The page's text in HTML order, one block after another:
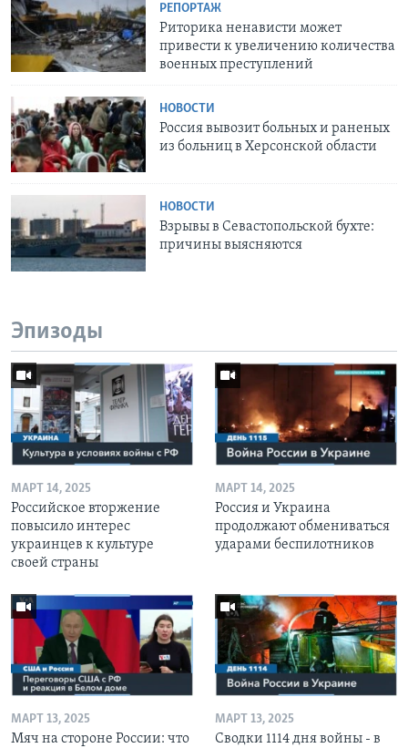
РЕПОРТАЖ
Риторика ненависти может
привести к увеличению количества
военных преступлений
НОВОСТИ
Россия вывозит больных и раненых
из больниц в Херсонской области
НОВОСТИ
Взрывы в Севастопольской бухте:
причины выясняются
Эпизоды
МАРТ 14, 2025
Российское вторжение
повысило интерес
украинцев к культуре
своей страны
МАРТ 14, 2025
Россия и Украина
продолжают обмениваться
ударами беспилотников
МАРТ 13, 2025
Мяч на стороне России: что
МАРТ 13, 2025
Сводки 1114 дня войны - в